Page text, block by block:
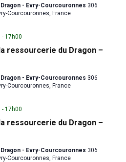
- Evry-Courcouronnes 306
Courcouronnes, France
ressourcerie du Dragon –
- 17h00
- Evry-Courcouronnes 306
Courcouronnes, France
ressourcerie du Dragon –
- 17h00
- Evry-Courcouronnes 306
Courcouronnes, France